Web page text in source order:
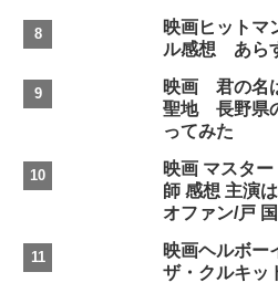
映画ヒットマ
ル感想 あら
映画 君の名
聖地 長野県
ってみた
映画 マスタ
師 感想 主演
オファン/戸
映画ヘルボ
ザ・クルキ